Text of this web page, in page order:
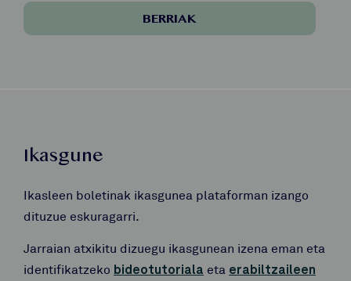
BERRIAK
Ikasgune
Ikasleen boletinak ikasgunea plataforman izango
dituzue eskuragarri.
Jarraian atxikitu dizuegu ikasgunean izena eman eta
identifikatzeko bideotutoriala eta erabiltzaileen